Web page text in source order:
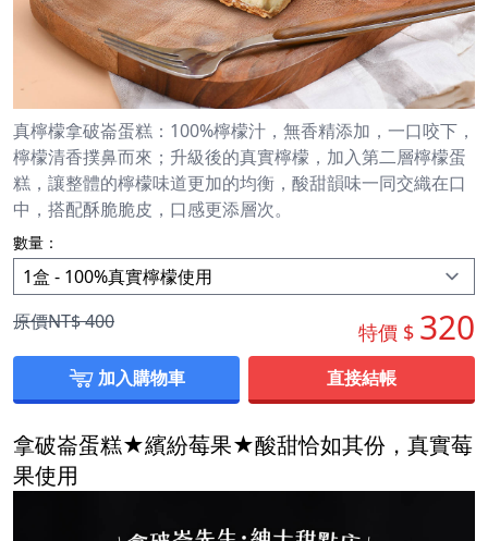
真檸檬拿破崙蛋糕：100%檸檬汁，無香精添加，一口咬下，
檸檬清香撲鼻而來；升級後的真實檸檬，加入第二層檸檬蛋
糕，讓整體的檸檬味道更加的均衡，酸甜韻味一同交織在口
中，搭配酥脆脆皮，口感更添層次。
數量：
原價NT$400 特價 $ 320
加入購物車 直接結帳
拿破崙蛋糕★繽紛莓果★酸甜恰如其份，真實莓
果使用